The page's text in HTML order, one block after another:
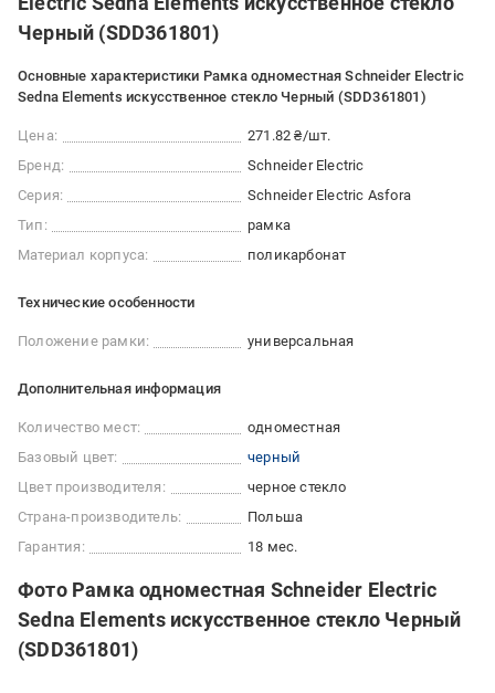
Черный (SDD361801)
Основные характеристики Рамка одноместная Schneider Electric
Sedna Elements искусственное стекло Черный (SDD361801)
Цена:
271.82 ₴/шт.
Бренд:
Schneider Electric
Серия:
Schneider Electric Asfora
Тип:
рамка
Материал корпуса:
поликарбонат
Технические особенности
Положение рамки: универсальная
Дополнительная информация
Количество мест:
одноместная
Базовый цвет:
черный
Цвет производителя:
черное стекло
Страна-производитель:
Польша
Гарантия:
18 мес.
Фото Рамка одноместная Schneider Electric
Sedna Elements искусственное стекло Черный
(SDD361801)